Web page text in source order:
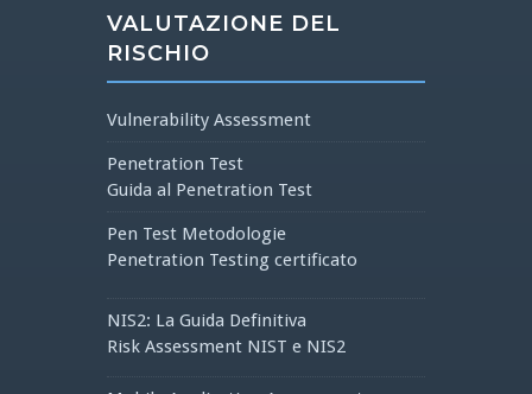
VALUTAZIONE DEL
RISCHIO
Vulnerability Assessment
Penetration Test
Guida al Penetration Test
Pen Test Metodologie
Penetration Testing certificato
NIS2: La Guida Definitiva
Risk Assessment NIST e NIS2